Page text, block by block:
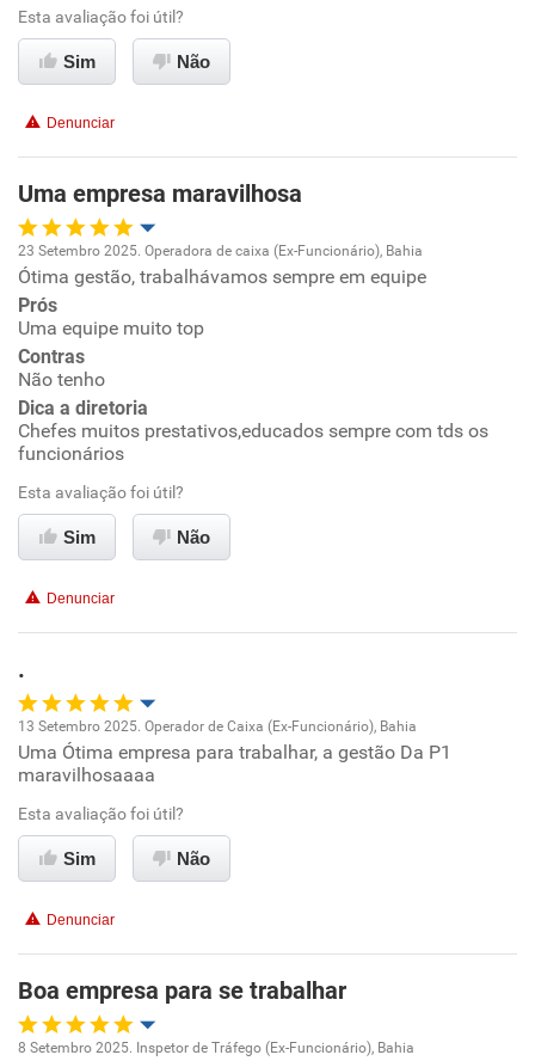
Recomenda esta empresa
Recomenda a diretoria
Esta avaliação foi útil?
Sim Não
Denunciar
Uma empresa maravilhosa
Oportunidade de promoção
Ambiente de trabalho
Conciliação com a vida familiar
Benefícios
Recomenda esta empresa
Recomenda a diretoria
23 Setembro 2025. Operadora de caixa (Ex-Funcionário), Bahia
Ótima gestão, trabalhávamos sempre em equipe
Prós
Uma equipe muito top
Contras
Não tenho
Dica a diretoria
Chefes muitos prestativos,educados sempre com tds os
funcionários
Esta avaliação foi útil?
Sim Não
Denunciar
.
Oportunidade de promoção
Ambiente de trabalho
Conciliação com a vida familiar
Recomenda esta empresa
Não recomenda a diretoria
13 Setembro 2025. Operador de Caixa (Ex-Funcionário), Bahia
Uma Ótima empresa para trabalhar, a gestão Da P1
maravilhosaaaa
Esta avaliação foi útil?
Sim Não
Denunciar
Boa empresa para se trabalhar
8 Setembro 2025. Inspetor de Tráfego (Ex-Funcionário), Bahia